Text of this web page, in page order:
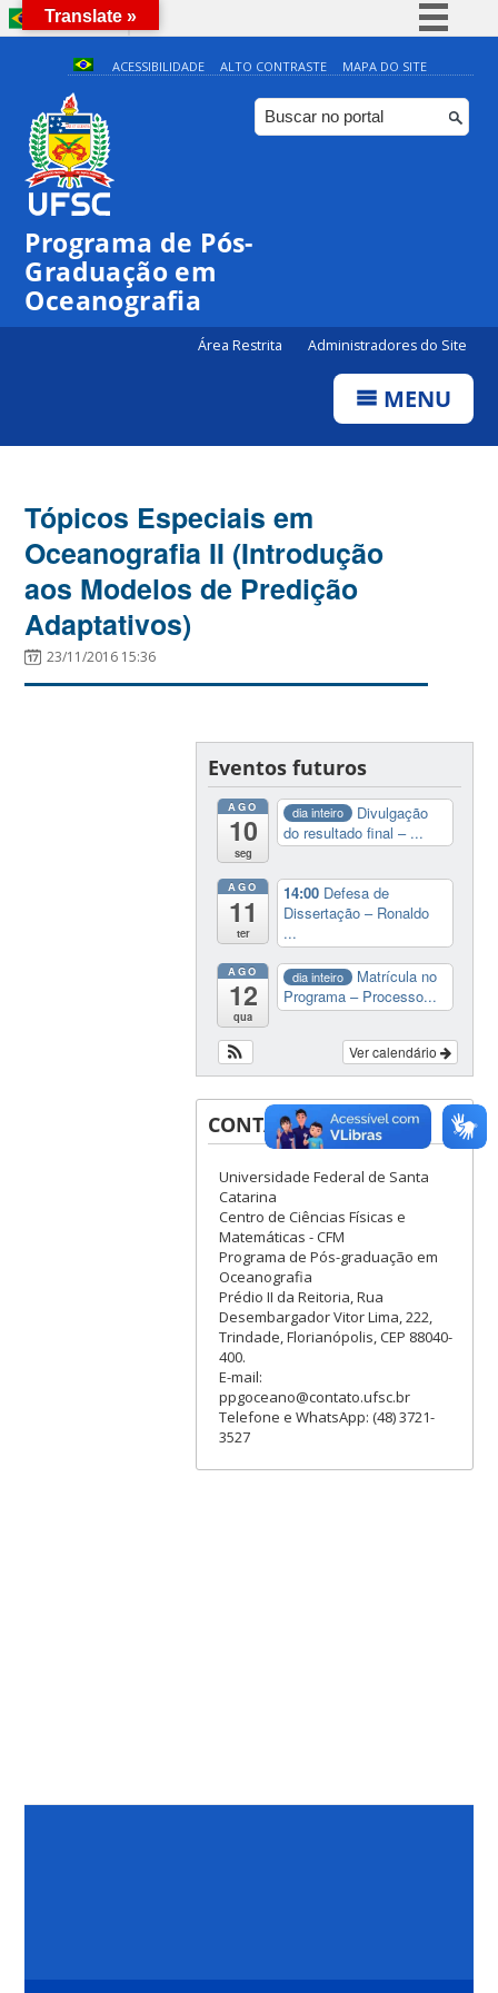
BRASIL
Simplifique!
Comunica BR
Participe
ACESSIBILIDADE ALTO CONTRASTE MAPA DO SITE
Programa de Pós-
Graduação em
Oceanografia
Área Restrita Administradores do Site
MENU
Tópicos Especiais em
Oceanografia II (Introdução
aos Modelos de Predição
Adaptativos)
23/11/2016 15:36
Eventos futuros
AGO
10
seg
dia inteiro
Divulgação
do resultado final – ...
AGO
11
ter
14:00 Defesa de
Dissertação – Ronaldo
...
AGO
12
qua
dia inteiro
Matrícula no
Programa – Processo...
Ver calendário
CONTATOS
Universidade Federal de Santa
Catarina
Centro de Ciências Físicas e
Matemáticas - CFM
Programa de Pós-graduação em
Oceanografia
Prédio II da Reitoria, Rua
Desembargador Vitor Lima, 222,
Trindade, Florianópolis, CEP 88040-
400.
E-mail:
ppgoceano@contato.ufsc.br
Telefone e WhatsApp: (48) 3721-
3527
Translate »